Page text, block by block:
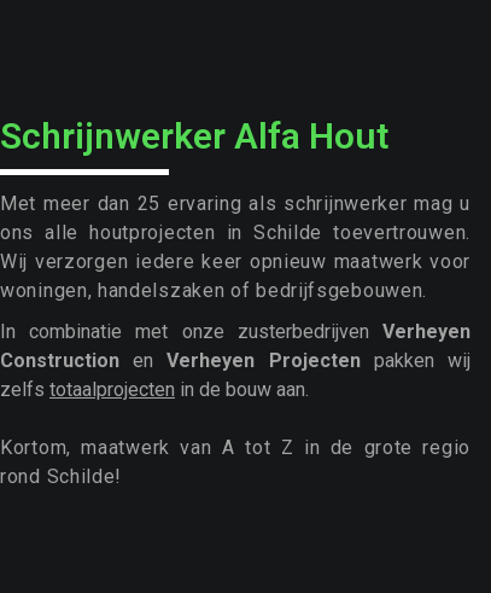
Schrijnwerker Alfa Hout
Met meer dan 25 ervaring als schrijnwerker mag u
ons alle houtprojecten in Schilde toevertrouwen.
Wij verzorgen iedere keer opnieuw maatwerk voor
woningen, handelszaken of bedrijfsgebouwen.
In combinatie met onze zusterbedrijven Verheyen
Construction enVerheyen Projectenpakken wij
zelfs totaalprojecten in de bouw aan.
Kortom, maatwerk van A tot Z in de grote regio
rond Schilde!